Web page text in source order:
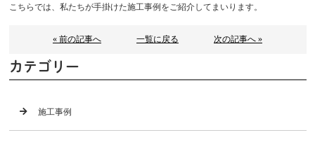
こちらでは、私たちが手掛けた施工事例をご紹介してまいります。
« 前の記事へ 一覧に戻る 次の記事へ »
カテゴリー
施工事例